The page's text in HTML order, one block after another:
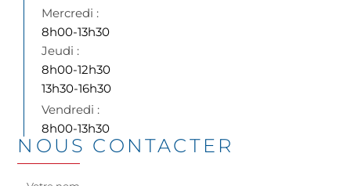
8h00-13h30
8h00-12h30
13h30-16h30
8h00-13h30
NOUS CONTACTER